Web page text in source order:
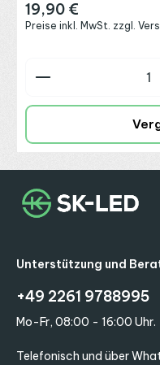
Regulärer Preis:
19,90 €
Preise inkl. MwSt. zzgl.
Produkt Anzahl:
Unterstützung und
+49 2261 9788995
Mo-Fr, 08:00 - 16:00 Uhr.
Telefonisch und über